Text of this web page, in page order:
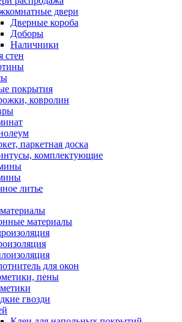
двери
Дверные короба
Доборы
Наличники
стен
покрытия
ковролин
паркетная доска
комплектующие
литье
материалы
для окон
пены
гвозди